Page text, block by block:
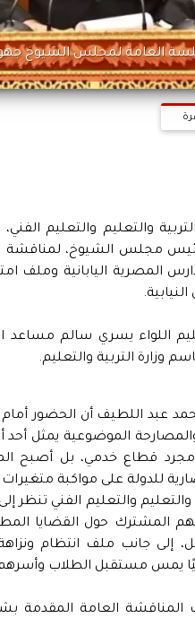
العامة لمجلس الشيوخ جهود
والتعليم والتعليم
مجلس الشيوخ، لمناقشة
المصرية اليابانية وملف
اللواء يسري سالم مساعد
وزارة التربية والتعليم.
عبد اللطيف أن الحضور
والمصارحة الموضوعية يمثل
قطاع خدمي، بل أصبح
للدولة على مواكبة
والتعليم والتعليم الفني
المشترك حول القضايا
إلى جانب ملف انتظام
وطنيًا يمس مستقبل الطلاب
العامة المقدمة